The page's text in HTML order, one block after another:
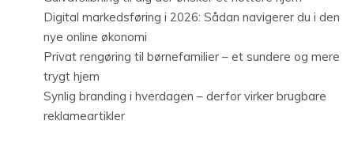
Digital markedsføring i 2026: Sådan navigerer du i den
nye online økonomi
Privat rengøring til børnefamilier – et sundere og mere
trygt hjem
Synlig branding i hverdagen – derfor virker brugbare
reklameartikler